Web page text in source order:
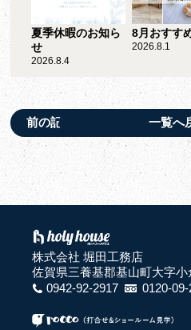
夏季休暇のお知ら
せ
2026.8.4
8月おすす
2026.8.1
前の記事 一覧へ
株式会社 堀田工務店
佐賀県三養基郡基山町大字小
0942-92-2917
0120-